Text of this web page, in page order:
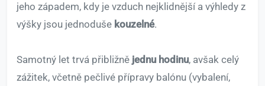
jeho západem, kdy je vzduch nejklidnější a výhledy z
výšky jsou jednoduše kouzelné.
Samotný let trvá přibližně jednu hodinu, avšak celý
zážitek, včetně pečlivé přípravy balónu (vybalení,